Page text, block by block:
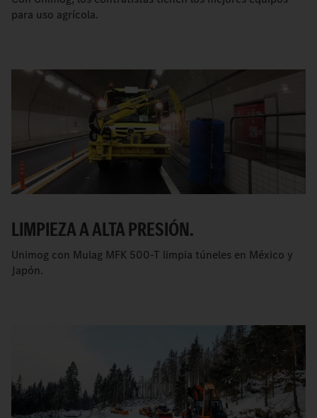
para uso agrícola.
LIMPIEZA A ALTA PRESIÓN.
Unimog con Mulag MFK 500-T limpia túneles en México y
Japón.